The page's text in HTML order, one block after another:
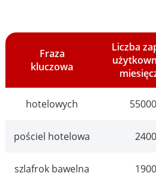
Fraza
kluczowa
Liczba
hotelowych
pościel hotelowa 2400
szlafrok bawelna 1900